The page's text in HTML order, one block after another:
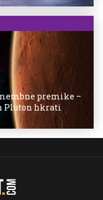
premike –
Pluton hkrati